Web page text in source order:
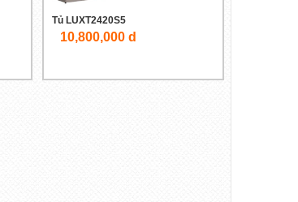
Tủ LUXT2420S5
10,800,000 d